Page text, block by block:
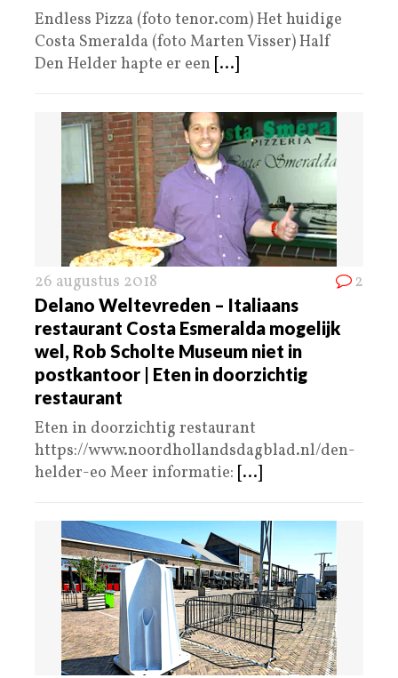
Endless Pizza (foto tenor.com) Het huidige
Costa Smeralda (foto Marten Visser) Half
Den Helder hapte er een [...]
26 augustus 2018 2
Delano Weltevreden – Italiaans
restaurant Costa Esmeralda mogelijk
wel, Rob Scholte Museum niet in
postkantoor | Eten in doorzichtig
restaurant
Eten in doorzichtig restaurant
https://www.noordhollandsdagblad.nl/den-
helder-eo Meer informatie: [...]